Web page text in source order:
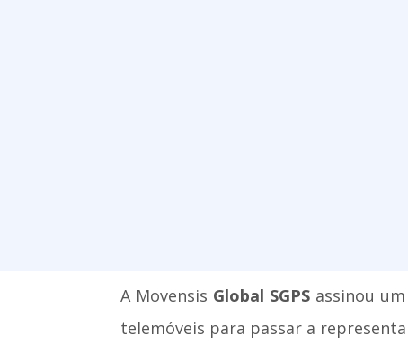
A Movensis Global SGPS assinou
telemóveis para passar a